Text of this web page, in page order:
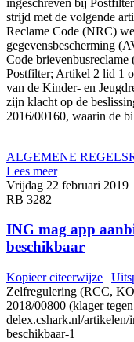
strijd met de volgende
Reclame Code (NRC)
gegevensbescherming
Code
Postfilter; Artikel 2 lid 1
van de Kinder- en
zijn klacht op de
2016/00160, waarin de
ALGEMENE REGELS
Lees meer
Vrijdag 22 februari 2019
RB 3282
ING mag app
beschikbaar
Kopieer citeerwijze |
Zelfregulering (RCC,
2018/00800 (klager
delex.cshark.nl/artikelen/
beschikbaar-1